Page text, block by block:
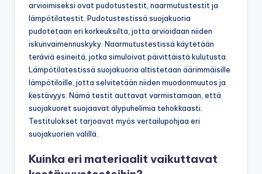
arvioimiseksi ovat pudotustestit, naarmutustestit ja
lämpötilatestit. Pudotustestissä suojakuoria
pudotetaan eri korkeuksilta, jotta arvioidaan niiden
iskunvaimennuskyky. Naarmutustestissä käytetään
teräviä esineitä, jotka simuloivat päivittäistä kulutusta.
Lämpötilatestissä suojakuoria altistetaan äärimmäisille
lämpötiloille, jotta selvitetään niiden muodonmuutos ja
kestävyys. Nämä testit auttavat varmistamaan, että
suojakuoret suojaavat älypuhelimia tehokkaasti.
Testitulokset tarjoavat myös vertailupohjaa eri
suojakuorien välillä.
Kuinka eri materiaalit vaikuttavat